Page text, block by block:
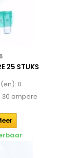
25 STUKS
0
30 ampere